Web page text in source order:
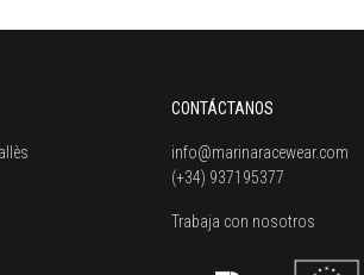
CONTÁCTANOS
info@marinaracewear.com
(+34) 937195377
Trabaja con nosotros